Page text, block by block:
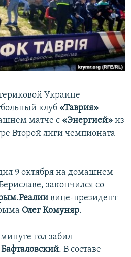
Украине
клуб «Таврия»
матче с «Энергией» из
Второй лиги чемпионата
9 октября на домашнем
закончился со
вице-президент
Олег Комуняр.
гол забил
. В составе